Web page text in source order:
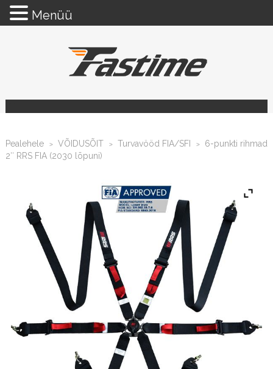
Pealehele > VÕIDUSÕIT > Turvavööd FIA/SFI >
6-punkti rihmad
2″ RRS FIA (2030 lõpuni)
Menüü